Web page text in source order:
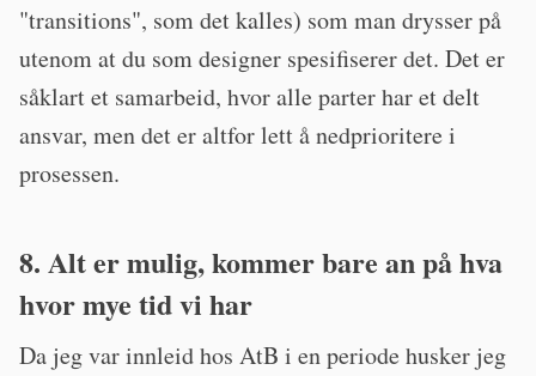
"transitions", som det kalles) som man drysser på
utenom at du som designer spesifiserer det. Det er
såklart et samarbeid, hvor alle parter har et delt
ansvar, men det er altfor lett å nedprioritere i
prosessen.
8. Alt er mulig, kommer bare an på hva
hvor mye tid vi har
Da jeg var innleid hos AtB i en periode husker jeg